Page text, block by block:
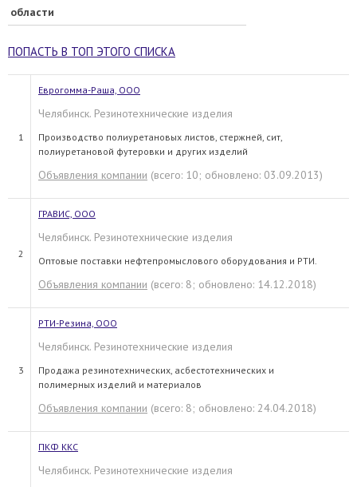
области
ПОПАСТЬ В ТОП ЭТОГО СПИСКА
1
Еврогомма-Раша, ООО
Челябинск. Резинотехнические изделия
Производство полиуретановых листов, стержней, сит,
полиуретановой футеровки и других изделий
Объявления компании (всего: 10; обновлено: 03.09.2013)
2
ГРАВИС, ООО
Челябинск. Резинотехнические изделия
Оптовые поставки нефтепромыслового оборудования и РТИ.
Объявления компании (всего: 8; обновлено: 14.12.2018)
3
РТИ-Резина, ООО
Челябинск. Резинотехнические изделия
Продажа резинотехнических, асбестотехнических и
полимерных изделий и материалов
Объявления компании (всего: 8; обновлено: 24.04.2018)
ПКФ ККС
Челябинск. Резинотехнические изделия